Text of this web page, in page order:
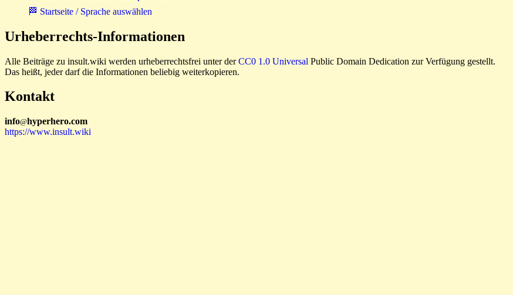
🏁 Startseite / Sprache auswählen
Urheberrechts-Informationen
Alle Beiträge zu insult.wiki werden urheberrechtsfrei unter derCC0 1.0 Universal Public Domain Dedication zur Verfügung gestellt.
Das heißt, jeder darf die Informationen beliebig weiterkopieren.
Kontakt
info@hyperhero.com
https://www.insult.wiki